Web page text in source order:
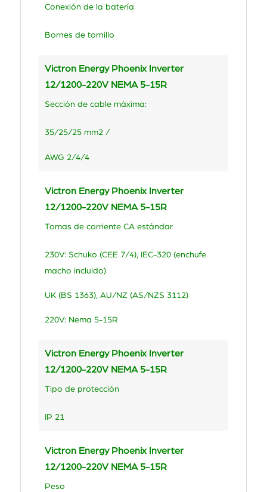
Conexión de la batería
Bornes de tornillo
Victron Energy Phoenix Inverter
12/1200-220V NEMA 5-15R
Sección de cable máxima:
35/25/25 mm2 /
AWG 2/4/4
Victron Energy Phoenix Inverter
12/1200-220V NEMA 5-15R
Tomas de corriente CA estándar
230V: Schuko (CEE 7/4), IEC-320 (enchufe
macho incluido)
UK (BS 1363), AU/NZ (AS/NZS 3112)
220V: Nema 5-15R
Victron Energy Phoenix Inverter
12/1200-220V NEMA 5-15R
Tipo de protección
IP 21
Victron Energy Phoenix Inverter
12/1200-220V NEMA 5-15R
Peso